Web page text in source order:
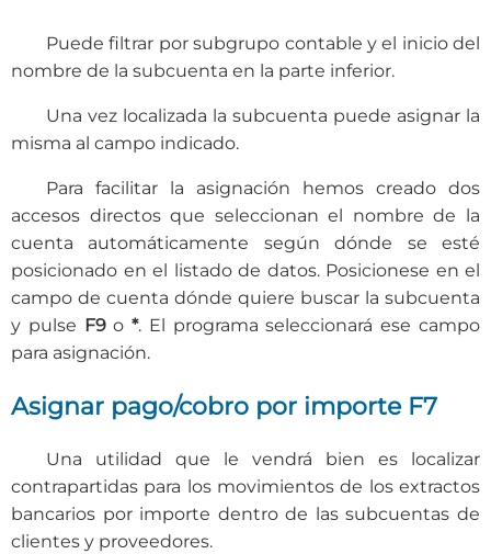
Puede filtrar por subgrupo contable y el inicio del
nombre de la subcuenta en la parte inferior.
Una vez localizada la subcuenta puede asignar la
misma al campo indicado.
Para facilitar la asignación hemos creado dos
accesos directos que seleccionan el nombre de la
cuenta automáticamente según dónde se esté
posicionado en el listado de datos. Posicionese en el
campo de cuenta dónde quiere buscar la subcuenta
y pulse F9o*. El programa seleccionará ese campo
para asignación.
Asignar pago/cobro por importe F7
Una utilidad que le vendrá bien es localizar
contrapartidas para los movimientos de los extractos
bancarios por importe dentro de las subcuentas de
clientes y proveedores.